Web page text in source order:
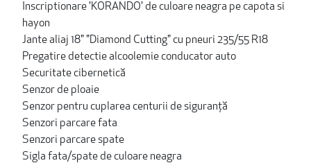
Inscriptionare 'KORANDO' de culoare neagra pe capota si
hayon
Jante aliaj 18" "Diamond Cutting" cu pneuri 235/55 R18
Pregatire detectie alcoolemie conducator auto
Securitate cibernetică
Senzor de ploaie
Senzor pentru cuplarea centurii de siguranță
Senzori parcare fata
Senzori parcare spate
Sigla fata/spate de culoare neagra